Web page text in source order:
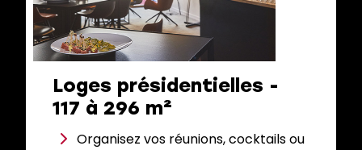
Loges présidentielles -
117 à 296 m²
Organisez vos réunions, cocktails ou